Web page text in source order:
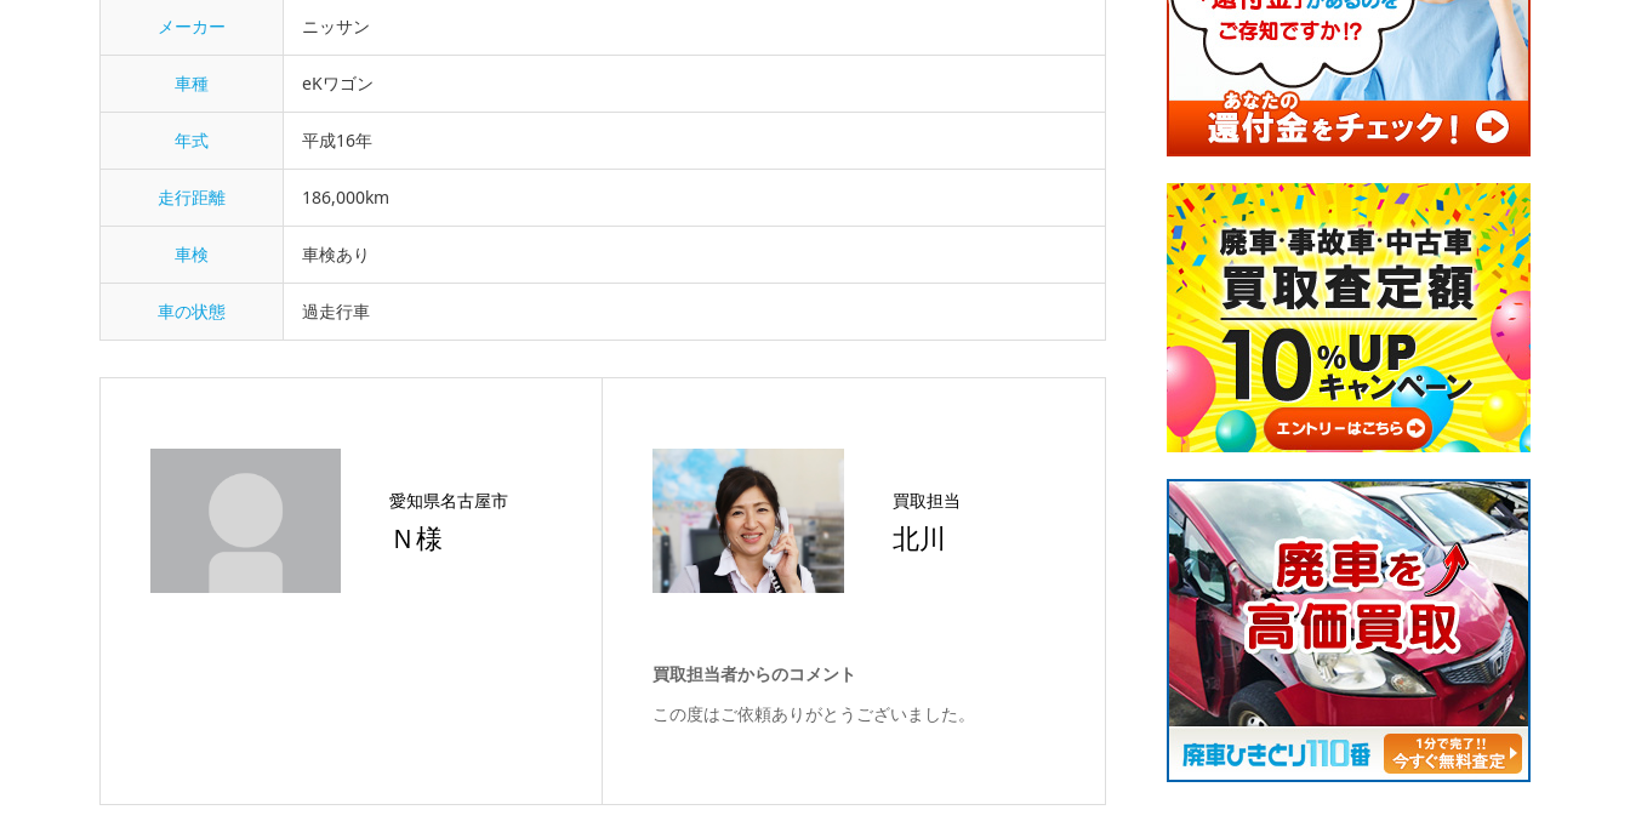
メーカー ニッサン
車種 eKワゴン
年式 平成16年
走行距離 186,000km
車検 車検あり
車の状態 過走行車
愛知県名古屋市
Ｎ様
買取担当
北川
買取担当者からのコメント
この度はご依頼ありがとうございました。